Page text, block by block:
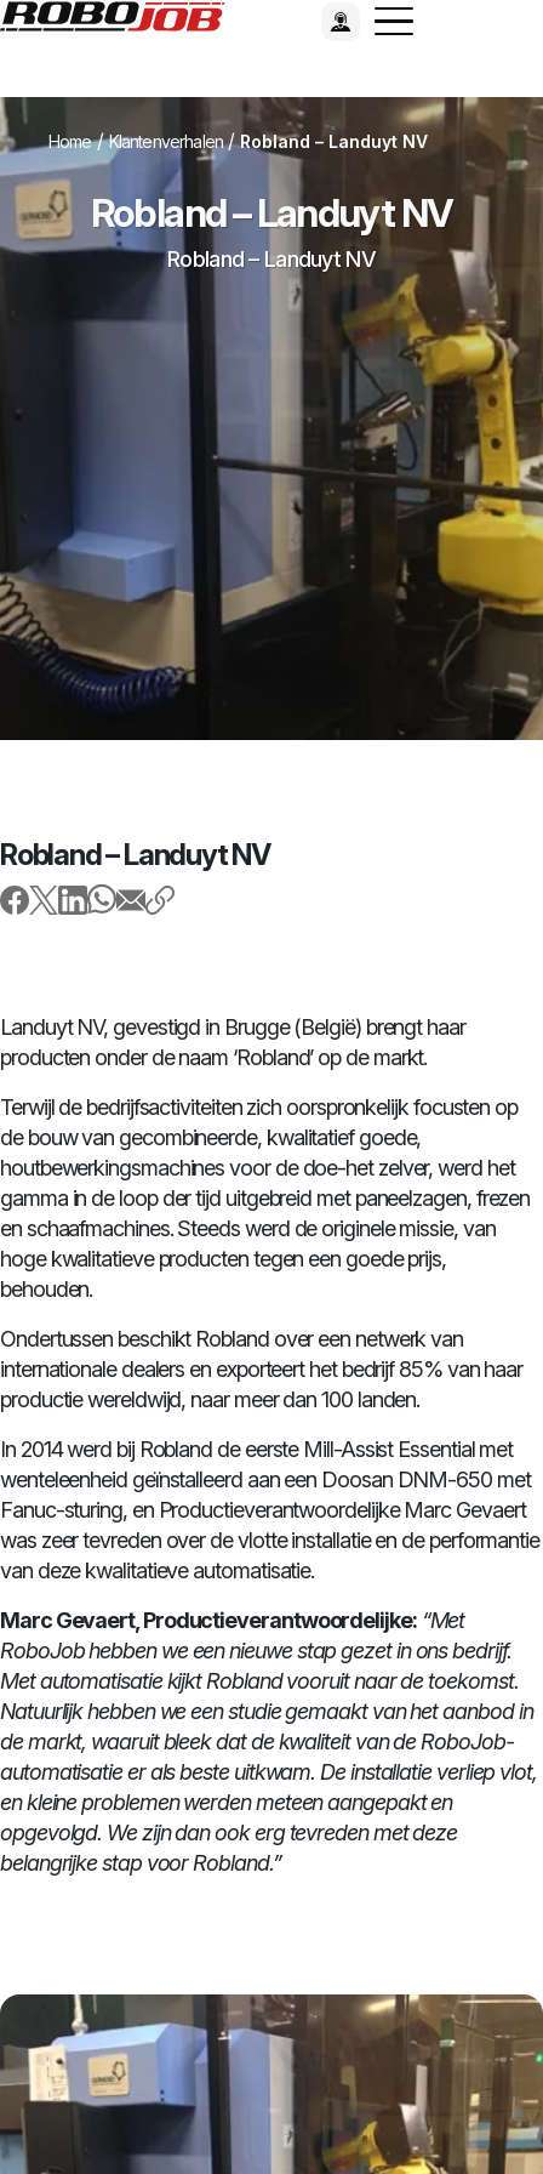
Home/Klantenverhalen/Robland – Landuyt NV
Robland – Landuyt NV
Robland – Landuyt NV
Robland – Landuyt NV
Landuyt NV, gevestigd in Brugge (België) brengt haar
producten onder de naam ‘Robland’ op de markt.
Terwijl de bedrijfsactiviteiten zich oorspronkelijk focusten op
de bouw van gecombineerde, kwalitatief goede,
houtbewerkingsmachines voor de doe-het zelver, werd het
gamma in de loop der tijd uitgebreid met paneelzagen, frezen
en schaafmachines. Steeds werd de originele missie, van
hoge kwalitatieve producten tegen een goede prijs,
behouden.
Ondertussen beschikt Robland over een netwerk van
internationale dealers en exporteert het bedrijf 85% van haar
productie wereldwijd, naar meer dan 100 landen.
In 2014 werd bij Robland de eerste Mill-Assist Essential met
wenteleenheid geïnstalleerd aan een Doosan DNM-650 met
Fanuc-sturing, en Productieverantwoordelijke Marc Gevaert
was zeer tevreden over de vlotte installatie en de performantie
van deze kwalitatieve automatisatie.
Marc Gevaert, Productieverantwoordelijke: “Met
RoboJob hebben we een nieuwe stap gezet in ons bedrijf.
Met automatisatie kijkt Robland vooruit naar de toekomst.
Natuurlijk hebben we een studie gemaakt van het aanbod in
de markt, waaruit bleek dat de kwaliteit van de RoboJob-
automatisatie er als beste uitkwam. De installatie verliep vlot,
en kleine problemen werden meteen aangepakt en
opgevolgd. We zijn dan ook erg tevreden met deze
belangrijke stap voor Robland.”